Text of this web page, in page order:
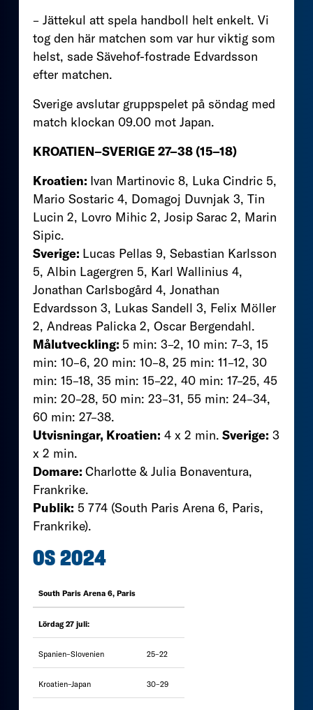
– Jättekul att spela handboll helt enkelt. Vi
tog den här matchen som var hur viktig som
helst, sade Sävehof-fostrade Edvardsson
efter matchen.
Sverige avslutar gruppspelet på söndag med
match klockan 09.00 mot Japan.
KROATIEN–SVERIGE 27–38 (15–18)
Kroatien: Ivan Martinovic 8, Luka Cindric 5,
Mario Sostaric 4, Domagoj Duvnjak 3, Tin
Lucin 2, Lovro Mihic 2, Josip Sarac 2, Marin
Sipic.
Sverige: Lucas Pellas 9, Sebastian Karlsson
5, Albin Lagergren 5, Karl Wallinius 4,
Jonathan Carlsbogård 4, Jonathan
Edvardsson 3, Lukas Sandell 3, Felix Möller
2, Andreas Palicka 2, Oscar Bergendahl.
Målutveckling: 5 min: 3–2, 10 min: 7–3, 15
min: 10–6, 20 min: 10–8, 25 min: 11–12, 30
min: 15–18, 35 min: 15–22, 40 min: 17–25, 45
min: 20–28, 50 min: 23–31, 55 min: 24–34,
60 min: 27–38.
Utvisningar, Kroatien: 4 x 2 min. Sverige: 3
x 2 min.
Domare: Charlotte & Julia Bonaventura,
Frankrike.
Publik: 5 774 (South Paris Arena 6, Paris,
Frankrike).
OS 2024
South Paris Arena 6, Paris
Lördag 27 juli:
Spanien–Slovenien 25–22
Kroatien–Japan 30–29